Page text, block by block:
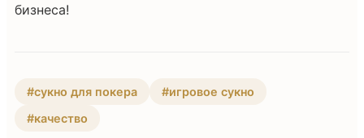
бизнеса!
#сукно для покера
#игровое сукно
#качество